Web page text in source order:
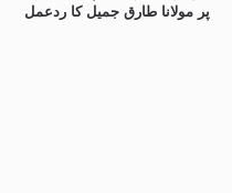
پر مولانا طارق جمیل کا ردعمل